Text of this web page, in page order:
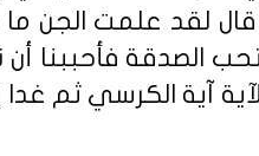
لقد علمت الجن
الصدقة فأحببنا
آية الكرسي ثم